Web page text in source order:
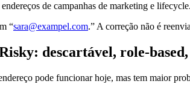
de campanhas de marketing e
“sara@exampel.com.” A correção não é
descartável, role-
pode funcionar hoje, mas tem maior